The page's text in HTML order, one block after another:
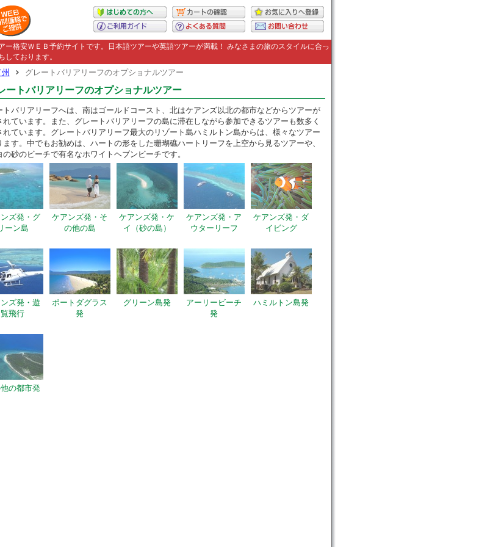
ー格安ＷＥＢ予約サイトです。日本語ツアーや英語ツアーが満載！ みなさまの旅のスタイルに合っ
ております。
グレートバリアリーフのオプショナルツアー
ートバリアリーフのオプショナルツアー
トバリアリーフへは、南はゴールドコースト、北はケアンズ以北の都市などからツアーが
れています。また、グレートバリアリーフの島に滞在しながら参加できるツアーも数多く
れています。グレートバリアリーフ最大のリゾート島ハミルトン島からは、様々なツアー
ます。中でもお勧めは、ハートの形をした珊瑚礁ハートリーフを上空から見るツアーや、
の砂のビーチで有名なホワイトヘブンビーチです。
ズ発・グ
ーン島
ケアンズ発・そ
の他の島
ケアンズ発・ケ
イ（砂の島）
ケアンズ発・ア
ウターリーフ
ケアンズ発・ダ
イビング
ズ発・遊
覧飛行
ポートダグラス
発
グリーン島発
アーリービーチ
発
ハミルトン島発
の都市発